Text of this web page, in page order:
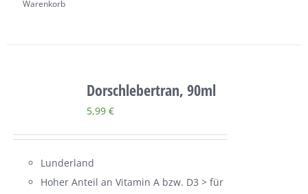
Warenkorb
Dorschlebertran, 90ml
5,99 €
Lunderland
Hoher Anteil an Vitamin A bzw. D3 > für